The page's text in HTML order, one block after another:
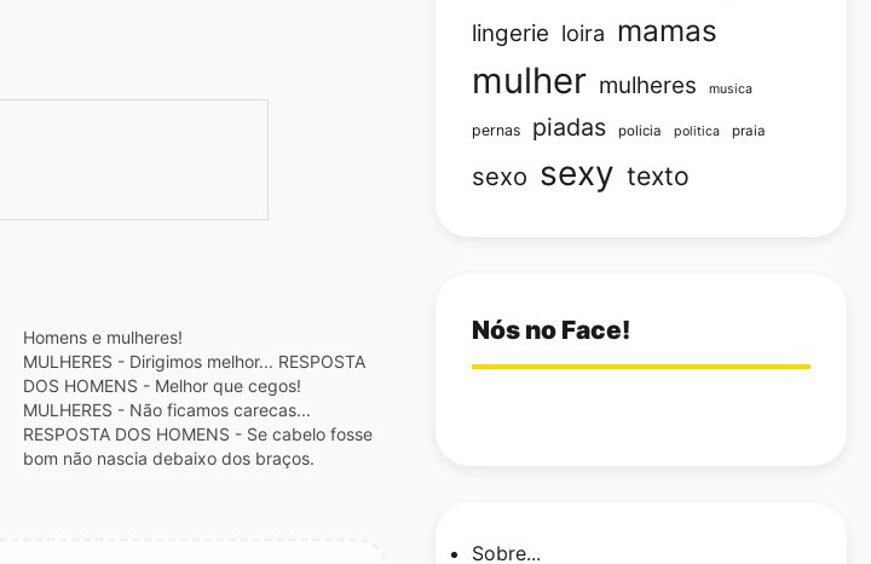
Homens e mulheres!
MULHERES - Dirigimos melhor... RESPOSTA
DOS HOMENS - Melhor que cegos!
MULHERES - Não ficamos carecas...
RESPOSTA DOS HOMENS - Se cabelo fosse
bom não nascia debaixo dos braços.
lingerie loira mamas
mulher mulheres musica
pernas piadas policia politica praia
sexo sexy texto
Nós no Face!
Sobre...